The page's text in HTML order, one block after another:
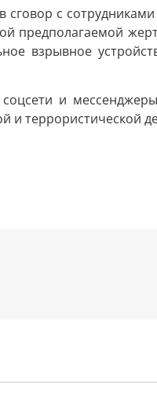
с
предполагаемой
взрывное
и
и террористической